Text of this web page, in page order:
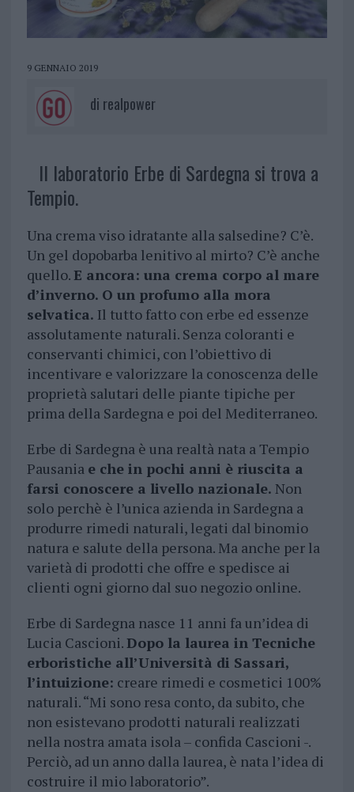
9 GENNAIO 2019
di realpower
Il laboratorio Erbe di Sardegna si trova a
Tempio.
Una crema viso idratante alla salsedine? C’è.
Un gel dopobarba lenitivo al mirto? C’è anche
quello.E ancora: una crema corpo al mare
d’inverno. O un profumo alla mora
selvatica. Il tutto fatto con erbe ed essenze
assolutamente naturali. Senza coloranti e
conservanti chimici, con l’obiettivo di
incentivare e valorizzare la conoscenza delle
proprietà salutari delle piante tipiche per
prima della Sardegna e poi del Mediterraneo.
Erbe di Sardegna è una realtà nata a Tempio
Pausania e che in pochi anni è riuscita a
farsi conoscere a livello nazionale. Non
solo perchè è l’unica azienda in Sardegna a
produrre rimedi naturali, legati dal binomio
natura e salute della persona. Ma anche per la
varietà di prodotti che offre e spedisce ai
clienti ogni giorno dal suo negozio online.
Erbe di Sardegna nasce 11 anni fa un’idea di
Lucia Cascioni.Dopo la laurea in Tecniche
erboristiche all’Università di Sassari,
l’intuizione: creare rimedi e cosmetici 100%
naturali. “Mi sono resa conto, da subito, che
non esistevano prodotti naturali realizzati
nella nostra amata isola – confida Cascioni -.
Perciò, ad un anno dalla laurea, è nata l’idea di
costruire il mio laboratorio”.